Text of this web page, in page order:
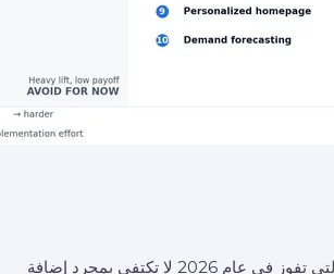
إن العلامات التجارية التي تفوز في عام 2026 لا تكتفي بمجرد إضافة